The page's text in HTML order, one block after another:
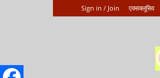
Sign in / Join एक्सक्लूसिव